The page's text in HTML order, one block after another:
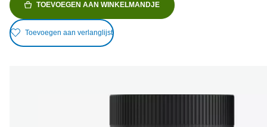
TOEVOEGEN AAN WINKELMANDJE
Toevoegen aan verlanglijst